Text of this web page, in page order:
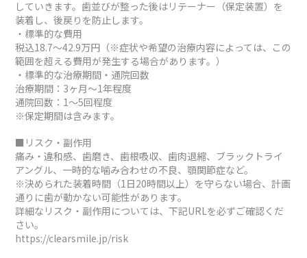
していきます。歯並びが整った後はリテーナー（保定装置）を
装着し、後戻りを防止します。
・標準的な費用
税込18.7～42.9万円（※症状や希望の治療内容によっては、この
範囲を超える費用が発生する場合があります。）
・標準的な治療期間・通院回数
治療期間：3ヶ月～1年程度
通院回数：1～5回程度
※保定期間は含みます。
■リスク・副作用
痛み・違和感、歯磨き、歯根吸収、歯肉退縮、ブラックトライ
アングル、一時的な噛み合わせの不良、顎関節症など。
※決められた装着時間（1日20時間以上）を守らない場合、計画
通りに歯が動かない可能性があります。
詳細なリスク・副作用については、下記URLを必ずご確認くだ
さい。
https://clearsmile.jp/risk